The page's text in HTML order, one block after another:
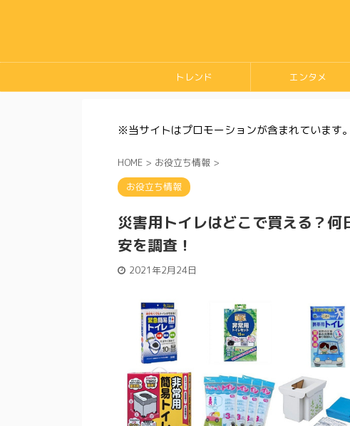
トレンド エンタメ
※当サイトはプロモーションが含まれています。
HOME > お役立ち情報 >
お役立ち情報
災害用トイレはどこで買える？
安を調査！
2021年2月24日